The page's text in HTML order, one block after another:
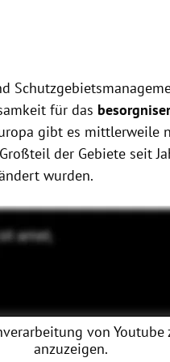
für das
gibt es mittlerweile
der Gebiete seit
wurden.
vonYoutube
anzuzeigen.